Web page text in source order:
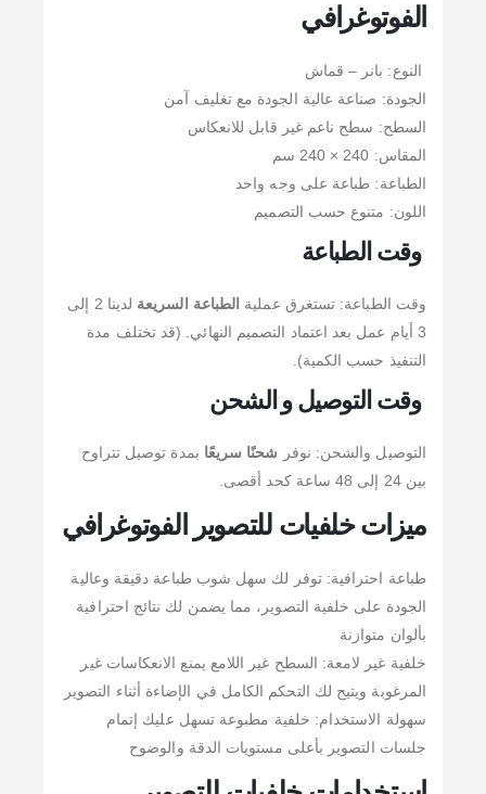
الفوتوغرافي
النوع: بانر – قماش
الجودة: صناعة عالية الجودة مع تغليف آمن
السطح: سطح ناعم غير قابل للانعكاس
المقاس: 240 × 240 سم
الطباعة: طباعة على وجه واحد
اللون: متنوع حسب التصميم
وقت الطباعة
وقت الطباعة: تستغرق عملية الطباعة السريعة
لدينا 2 إلى
3 أيام عمل بعد اعتماد التصميم النهائي. (قد تختلف مدة
التنفيذ حسب الكمية).
وقت التوصيل و الشحن
التوصيل والشحن: نوفر شحنًا سريعًا بمدة توصيل تتراوح
بين 24 إلى 48 ساعة كحد أقصى.
ميزات خلفيات للتصوير الفوتوغرافي
طباعة احترافية: توفر لك سهل شوب طباعة دقيقة وعالية
الجودة على خلفية التصوير، مما يضمن لك نتائج احترافية
بألوان متوازنة
خلفية غير لامعة: السطح غير اللامع يمنع الانعكاسات غير
المرغوبة ويتيح لك التحكم الكامل في الإضاءة أثناء التصوير
سهولة الاستخدام: خلفية مطبوعة تسهل عليك إتمام
جلسات التصوير بأعلى مستويات الدقة والوضوح